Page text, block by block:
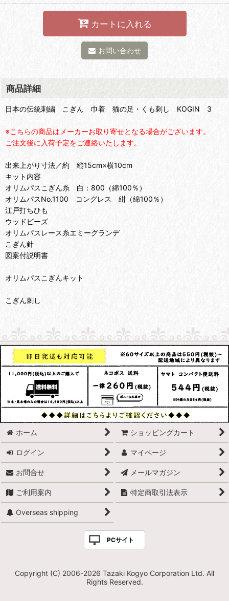
カートに入れる
お問い合わせ
商品詳細
日本の伝統刺繍 こぎん 巾着 猫の足・くも刺し KOGIN 3
※こちらの商品はメーカーお取り寄せとなる場合がございます。
ご注文後に入荷予定をご連絡いたします。
出来上がり寸法／約 縦15cm×横10cm
キット内容
オリムパスこぎん糸 白：800（綿100％）
オリムパスNo.1100 コングレス 紺（綿100％）
江戸打ちひも
ウッドビーズ
オリムパスレース糸エミーグランデ
こぎん針
図案付説明書
オリムパスこぎんキット
こぎん刺し
ホーム ショッピングカート
ログイン マイページ
お問合せ メールマガジン
ご利用案内 特定商取引法表示
Overseas shipping
PCサイト
Copyright (C) 2006-2026 Tazaki Kogyo Corporation Ltd. All
Rights Reserved.